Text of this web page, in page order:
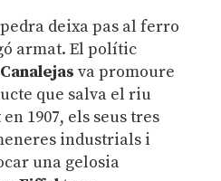
deixa pas al ferro
armat. El polític
va promoure
que salva el riu
1907, els seus tres
industrials i
una gelosia